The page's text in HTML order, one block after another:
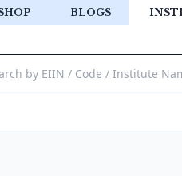
BLOGS